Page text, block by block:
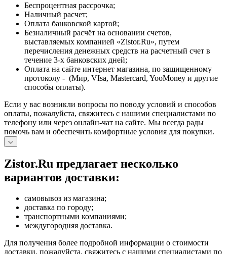
Беспроцентная рассрочка;
Наличный расчет;
Оплата банковской картой;
Безналичный расчёт на основании счетов,
выставляемых компанией «Zistor.Ru», путем
перечисления денежных средств на расчетный счет в
течение 3-х банковских дней;
Оплата на сайте интернет магазина, по защищенному
протоколу - (Мир, VIsa, Mastercard, YooMoney и другие
способы оплаты).
Если у вас возникли вопросы по поводу условий и способов
оплаты, пожалуйста, свяжитесь с нашими специалистами по
телефону или через онлайн-чат на сайте. Мы всегда рады
помочь вам и обеспечить комфортные условия для покупки.
Zistor.Ru предлагает несколько
вариантов доставки:
самовывоз из магазина;
доставка по городу;
транспортными компаниями;
междугородняя доставка.
Для получения более подробной информации о стоимости
доставки, пожалуйста, свяжитесь с нашими специалистами по